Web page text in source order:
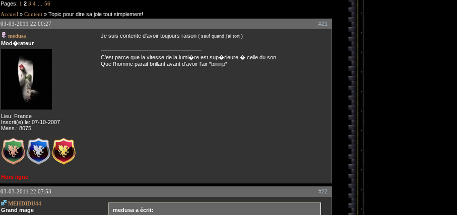
Pages: 1 2 3 4
56
Accueil » Content » Topic pour dire sa joie tout simplement!
#21
03-03-2011 22:00:27
medusa
Mod�rateur
Lieu: France
Inscrit(e) le: 07-10-2007
Mess.: 8075
Je suis contente d'avoir toujours raison ( sauf quand j'ai tort )
C'est parce que la vitesse de la lumi�re est sup�rieure � celle du son
Que l'homme parait brillant avant d'avoir l'air *biiiiiiiip*
Hors ligne
#22
03-03-2011 22:07:53
MEHDIDU44
Grand mage
medusa a écrit: